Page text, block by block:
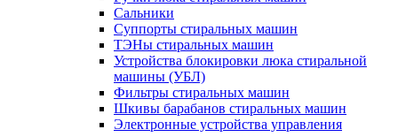
Сальники
Суппорты стиральных машин
ТЭНы стиральных машин
Устройства блокировки люка стиральной
машины (УБЛ)
Фильтры стиральных машин
Шкивы барабанов стиральных машин
Электронные устройства управления